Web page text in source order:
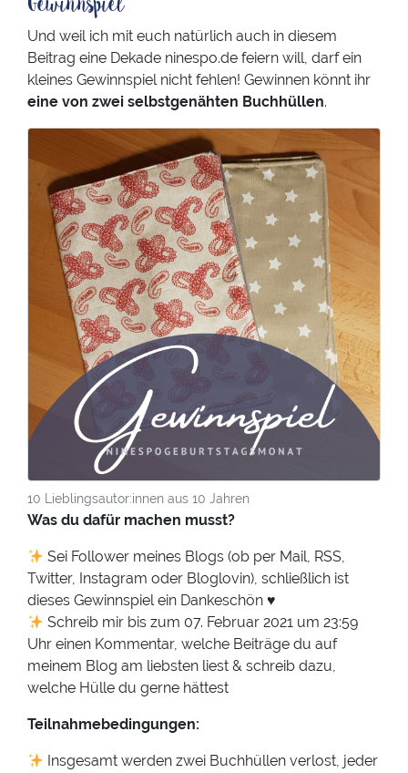
Und weil ich mit euch natürlich auch in diesem
Beitrag eine Dekade ninespo.de feiern will, darf ein
kleines Gewinnspiel nicht fehlen! Gewinnen könnt ihr
eine von zwei selbstgenähten Buchhüllen.
10 Lieblingsautor:innen aus 10 Jahren
Was du dafür machen musst?
Sei Follower meines Blogs (ob per Mail, RSS,
Twitter, Instagram oder Bloglovin), schließlich ist
dieses Gewinnspiel ein Dankeschön ♥
Schreib mir bis zum 07. Februar 2021 um 23:59
Uhr einen Kommentar, welche Beiträge du auf
meinem Blog am liebsten liest & schreib dazu,
welche Hülle du gerne hättest
Teilnahmebedingungen:
Insgesamt werden zwei Buchhüllen verlost, jeder